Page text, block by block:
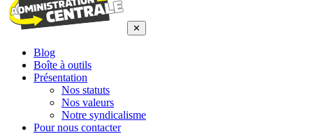
✕
Blog
Boîte à outils
Présentation
Nos statuts
Nos valeurs
Notre syndicalisme
Pour nous contacter